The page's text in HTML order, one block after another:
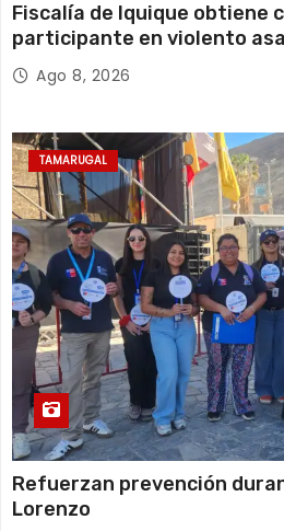
Fiscalía de Iquique obtiene
participante en violento
Ago 8, 2026
TAMARUGAL
Refuerzan prevención
Lorenzo